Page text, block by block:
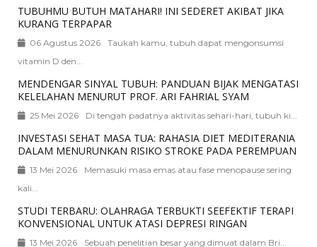
TUBUHMU BUTUH MATAHARI! INI SEDERET AKIBAT JIKA
KURANG TERPAPAR
06 Agustus 2026
Taukah kamu, tubuh dapat mengonsumsi
vitamin D den...
MENDENGAR SINYAL TUBUH: PANDUAN BIJAK MENGATASI
KELELAHAN MENURUT PROF. ARI FAHRIAL SYAM
25 Mei 2026 Di tengah padatnya aktivitas sehari-hari, tubuh ki...
INVESTASI SEHAT MASA TUA: RAHASIA DIET MEDITERANIA
DALAM MENURUNKAN RISIKO STROKE PADA PEREMPUAN
13 Mei 2026
Memasuki masa emas atau fase menopause sering
kali...
STUDI TERBARU: OLAHRAGA TERBUKTI SEEFEKTIF TERAPI
KONVENSIONAL UNTUK ATASI DEPRESI RINGAN
13 Mei 2026 Sebuah penelitian besar yang dimuat dalam Bri...